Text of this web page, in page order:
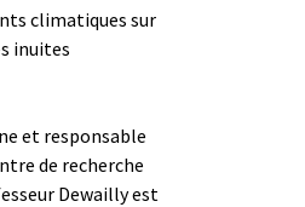
climatiques sur
inuites
et responsable
de recherche
Dewailly est